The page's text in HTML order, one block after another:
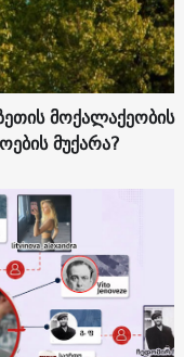
მოქალაქეობის
მუქარა?